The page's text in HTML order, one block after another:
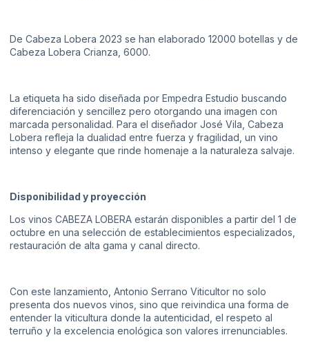
De Cabeza Lobera 2023 se han elaborado 12000 botellas y de
Cabeza Lobera Crianza, 6000.
La etiqueta ha sido diseñada por Empedra Estudio buscando
diferenciación y sencillez pero otorgando una imagen con
marcada personalidad. Para el diseñador José Vila, Cabeza
Lobera refleja la dualidad entre fuerza y fragilidad, un vino
intenso y elegante que rinde homenaje a la naturaleza salvaje.
Disponibilidad y proyección
Los vinos CABEZA LOBERA estarán disponibles a partir del 1 de
octubre en una selección de establecimientos especializados,
restauración de alta gama y canal directo.
Con este lanzamiento, Antonio Serrano Viticultor no solo
presenta dos nuevos vinos, sino que reivindica una forma de
entender la viticultura donde la autenticidad, el respeto al
terruño y la excelencia enológica son valores irrenunciables.